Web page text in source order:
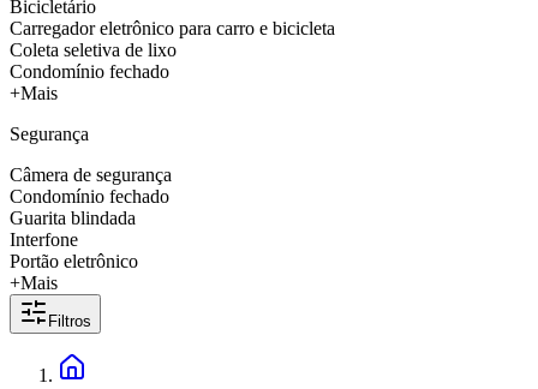
Bicicletário
Carregador eletrônico para carro e bicicleta
Coleta seletiva de lixo
Condomínio fechado
+Mais
Segurança
Câmera de segurança
Condomínio fechado
Guarita blindada
Interfone
Portão eletrônico
+Mais
Filtros